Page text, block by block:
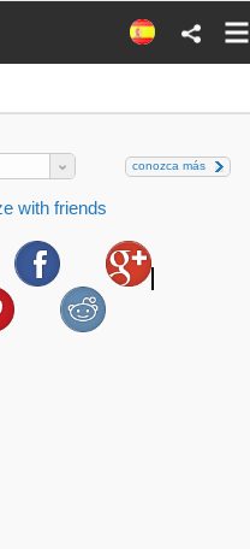
conozca más
with friends